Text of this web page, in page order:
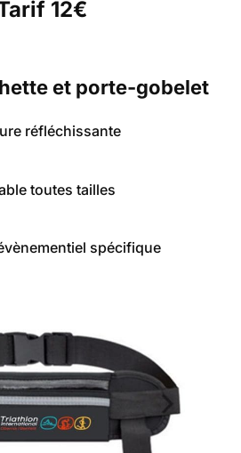
12€
et porte-gobelet
réfléchissante
toutes tailles
spécifique